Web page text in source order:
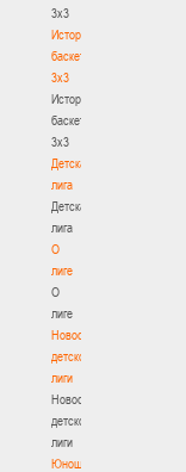
3х3
История
баскетбола
3х3
История
баскетбола
3х3
Детская
лига
Детская
лига
О
лиге
О
лиге
Новости
детской
лиги
Новости
детской
лиги
Юноши